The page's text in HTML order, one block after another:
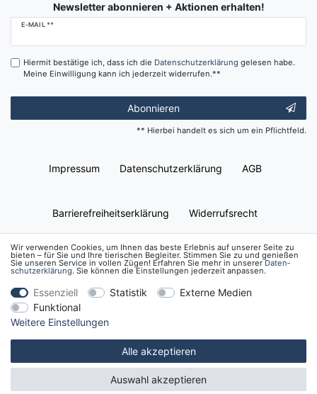
Newsletter abonnieren + Aktionen erhalten!
E-MAIL **
Newsletter
Hiermit bestätige ich, dass ich die Daten­schutz­erklärung gelesen habe.
Meine Einwilligung kann ich jederzeit widerrufen.**
Abonnieren
** Hierbei handelt es sich um ein Pflichtfeld.
Impressum Daten­schutz­erklärung AGB
Barrierefreiheitserklärung Widerrufs­recht
Vertrag widerrufen Kontakt
Wir verwenden Cookies, um Ihnen das beste Erlebnis auf unserer Seite zu
bieten – für Sie und Ihre tierischen Begleiter. Stimmen Sie zu und genießen
Sie unseren Service in vollen Zügen! Erfahren Sie mehr in unsererDaten­
schutz­erklärung. Sie können die Einstellungen jederzeit anpassen.
Essenziell Statistik
Externe Medien
Funktional
Weitere Einstellungen
Alle akzeptieren
Auswahl akzeptieren